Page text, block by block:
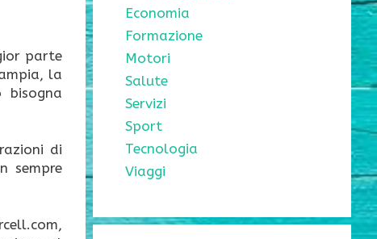
parte
la
bisogna
di
sempre
Economia
Formazione
Motori
Salute
Servizi
Sport
Tecnologia
Viaggi